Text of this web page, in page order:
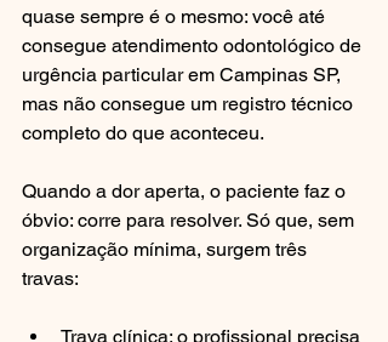
quase sempre é o mesmo: você até
consegue atendimento odontológico de
urgência particular em Campinas SP,
mas não consegue um registro técnico
completo do que aconteceu.
Quando a dor aperta, o paciente faz o
óbvio: corre para resolver. Só que, sem
organização mínima, surgem três
travas:
Trava clínica: o profissional precisa